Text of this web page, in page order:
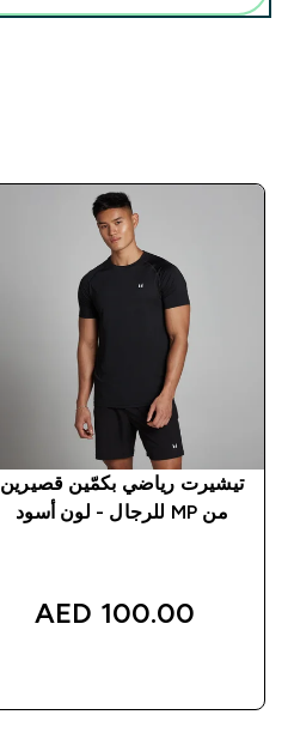
تيشيرت رياضي بكمّين قصيرين
من MP للرجال - لون أسود
100.00 AED‎